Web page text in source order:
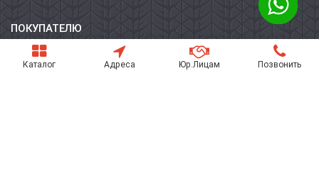
ПОКУПАТЕЛЮ
О компании
Контакты
Каталог Адреса Юр.Лицам Позвонить